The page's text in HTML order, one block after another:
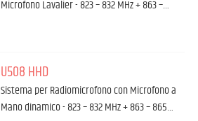
Microfono Lavalier - 823 – 832 MHz + 863 –…
U508 HHD
Sistema per Radiomicrofono con Microfono a
Mano dinamico - 823 – 832 MHz + 863 – 865…